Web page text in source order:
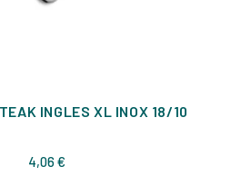
INGLES XL INOX 18/10
4,06 €